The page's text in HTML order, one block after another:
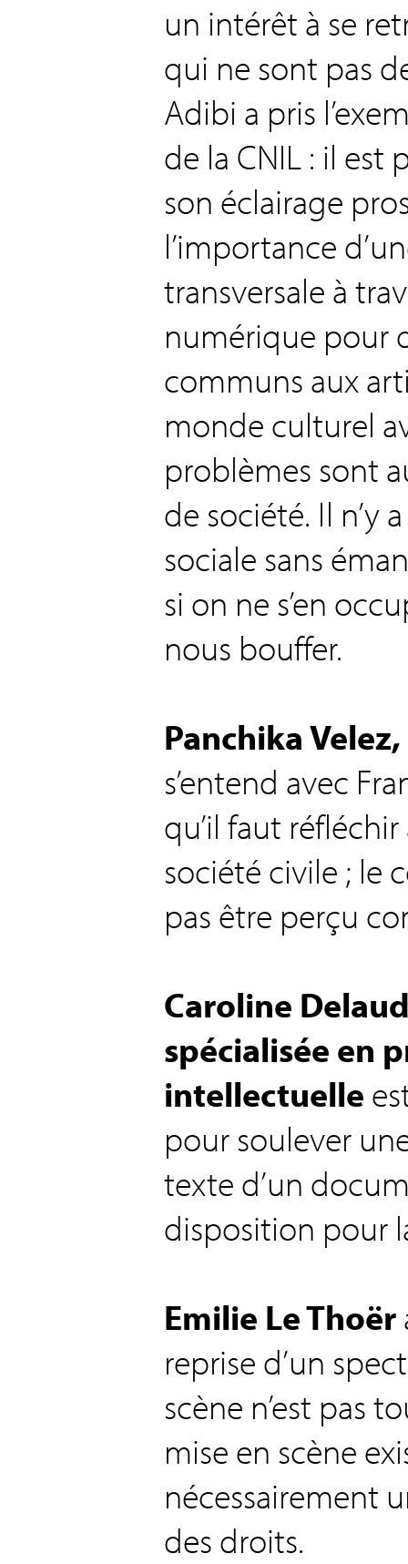
un intérêt à se
qui ne sont pas
Adibi a pris
de la CNIL : il est
son éclairage
l’importance
transversale à
numérique pour
communs aux
monde culturel
problèmes sont
de société. Il n’y
sociale sans
si on ne s’en
nous bouffer.
Panchika
s’entend avec
qu’il faut
société civile ; le
pas être perçu
Caroline
spécialisée en
intellectuelle
pour soulever
texte d’un
disposition pour
Emilie Le Thoër
reprise d’un
scène n’est pas
mise en scène
nécessairement
des droits.